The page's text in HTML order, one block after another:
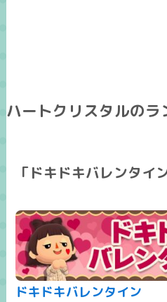
ハートクリスタルのラ
「ドキドキバレンタイ
ドキドキバレンタイン